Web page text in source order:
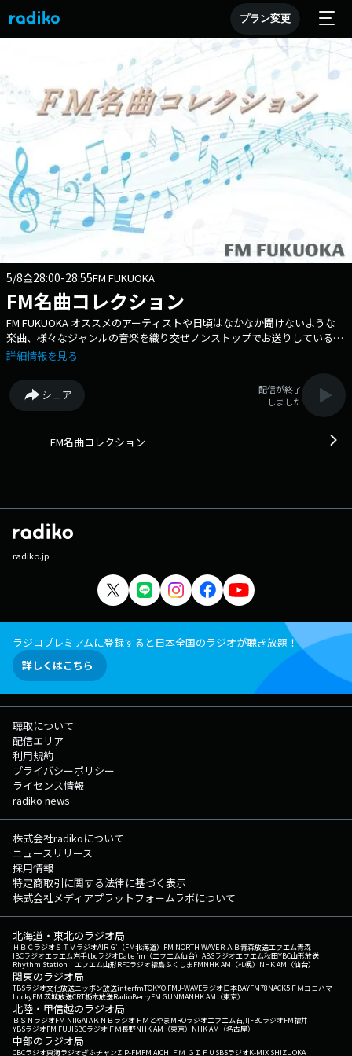
プラン変更
5/8金28:00-28:55FM FUKUOKA
FM名曲コレクション
FM FUKUOKA オススメのアーティストや日頃はなかなか聞けないような
楽曲、様々なジャンルの音楽を織り交ぜノンストップでお送りしている音
楽番組です。 番組Webサイト：
https://fmfukuoka.co.jp/message/?program_id=30
詳細情報を見る
シェア
配信が終了
しました
FM名曲コレクション
radiko.jp
ラジコプレミアムに登録すると日本全国のラジオが聴き放題！
詳しくはこちら
聴取について
配信エリア
利用規約
プライバシーポリシー
ライセンス情報
radiko news
株式会社radikoについて
ニュースリリース
採用情報
特定商取引に関する法律に基づく表示
株式会社メディアプラットフォームラボについて
北海道・東北のラジオ局
ＨＢＣラジオＳＴＶラジオAIR-G'（FM北海道） FM NORTH WAVEＲＡＢ青森放送エフエム青森
IBCラジオエフエム岩手tbcラジオDate fm（エフエム仙台） ABSラジオエフエム秋田YBC山形放送
Rhythm Station エフエム山形RFCラジオ福島ふくしまFMNHK AM（札幌） NHK AM（仙台）
関東のラジオ局
TBSラジオ文化放送ニッポン放送interfmTOKYO FMJ-WAVEラジオ日本BAYFM78NACK5 ＦＭヨコハマ
LuckyFM 茨城放送CRT栃木放送RadioBerryFM GUNMANHK AM（東京）
北陸・甲信越のラジオ局
ＢＳＮラジオFM NIIGATAＫＮＢラジオ ＦＭとやまMROラジオエフエム石川FBCラジオFM福井
YBSラジオFM FUJISBCラジオ ＦＭ長野NHK AM（東京） NHK AM（名古屋）
中部のラジオ局
CBCラジオ東海ラジオぎふチャンZIP-FMFM AICHI ＦＭ ＧＩＦＵ SBSラジオK-MIX SHIZUOKA